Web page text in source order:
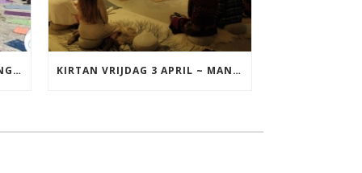
YOGA VAKANTIE TERSCHELLING 17 T/M 19 JULI KIRTAN VRIJDAG 3 APRIL ~ MANTRAZINGEN MET DIEDERICK IN LEEUWARDEN